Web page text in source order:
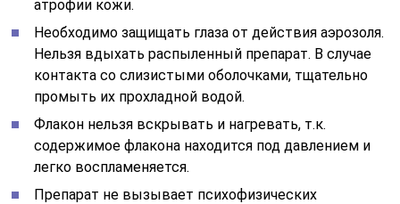
атрофии кожи.
Необходимо защищать глаза от действия аэрозоля.
Нельзя вдыхать распыленный препарат. В случае
контакта со слизистыми оболочками, тщательно
промыть их прохладной водой.
Флакон нельзя вскрывать и нагревать, т.к.
содержимое флакона находится под давлением и
легко воспламеняется.
Препарат не вызывает психофизических